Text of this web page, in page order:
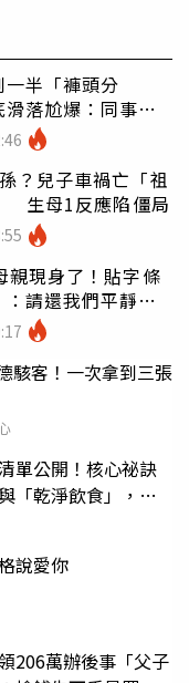
半「褲頭分
落尬爆：同事全
？兒子車禍亡「祖
生母1反應陷僵局
親現身了！貼字條
請還我們平靜生
駭客！一次拿到三張
單公開！核心祕訣
「乾淨飲食」，親
說愛你
206萬辦後事「父子